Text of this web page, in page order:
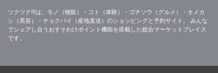
ツクツク!!!は、モノ（物販）・コト（体験）・ゴチソウ（グルメ）・オメカ
シ（美容）・チョクバイ（産地直送）のショッピングと予約サイト。
みんな
でシェアし合うおすそわけポイント機能を搭載した総合マーケットプレイス
です。